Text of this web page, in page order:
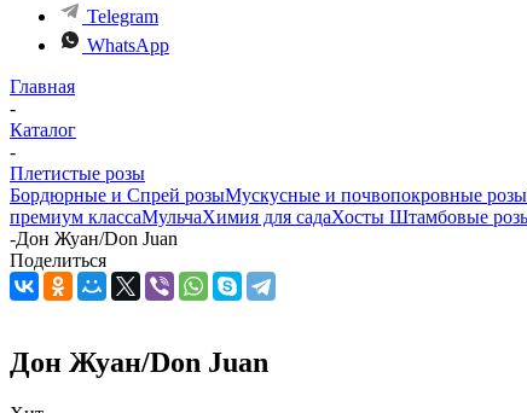
Telegram
WhatsApp
Главная
-
Каталог
-
Плетистые розы
Бордюрные и Спрей розыМускусные и почвопокровные розы
премиум классаМульчаХимия для садаХосты Штамбовые
-Дон Жуан/Don Juan
Поделиться
Дон Жуан/Don Juan